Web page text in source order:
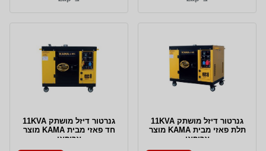
גנרטור דיזל מושתק 11KVA
תלת פאזי מבית KAMA מוצר
ארופאי
גנרטור דיזל מושתק 11KVA
חד פאזי מבית KAMA מוצר
ארופאי